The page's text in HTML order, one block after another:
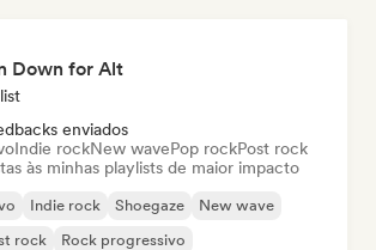
Down for Alt
enviados
Indie rockNew wavePop rockPost rock
às minhas playlists de maior impacto
Indie rock Shoegaze
New wave
rock Rock progressivo